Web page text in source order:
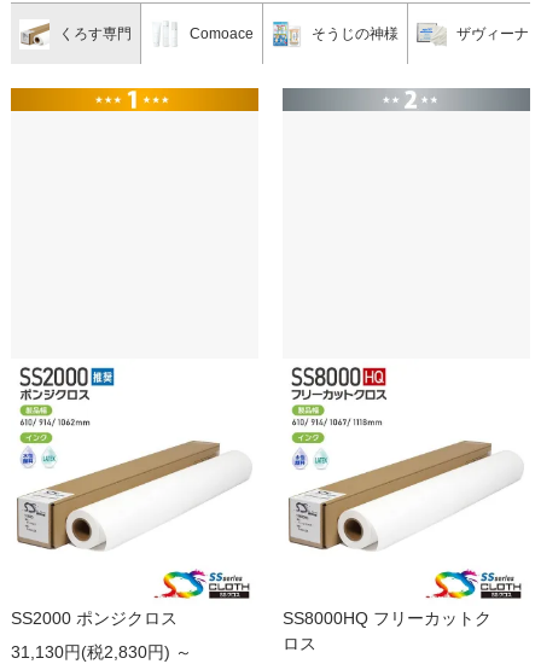
くろす専門 Comoace そうじの神様 ザヴィーナ
SS2000 ポンジクロス
31,130円(税2,830円) ～
SS8000HQ フリーカットク
ロス